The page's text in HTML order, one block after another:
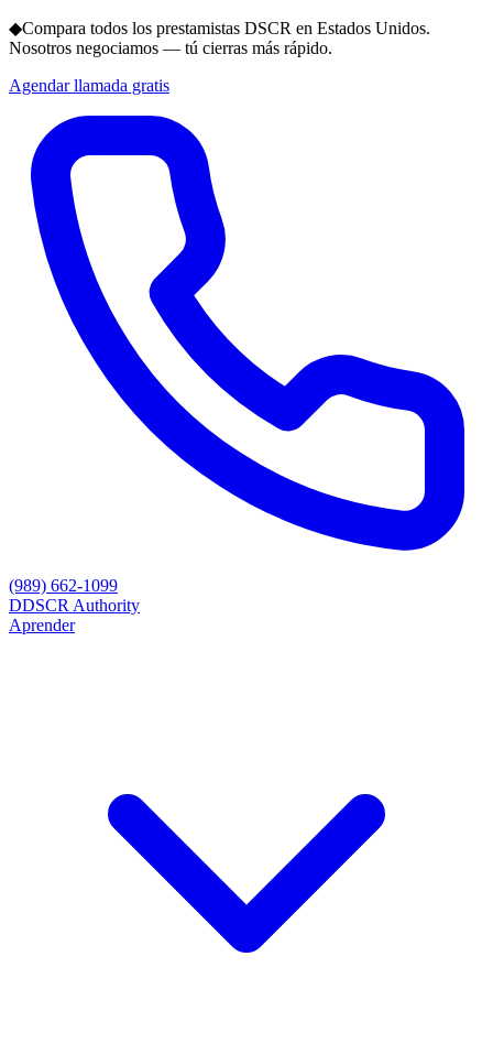
◆Compara todos los prestamistas DSCR en Estados Unidos.
Nosotros negociamos — tú cierras más rápido.
Agendar llamada gratis
(989) 662-1099
DDSCR Authority
Aprender